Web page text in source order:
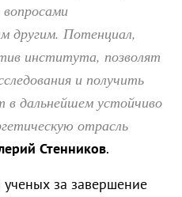
вопросами
другим. Потенциал,
института, позволят
и получить
в дальнейшем устойчиво
отрасль
Стенников.
ученых за завершение